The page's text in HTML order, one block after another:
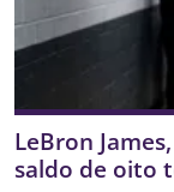
LeBron
saldo de oito